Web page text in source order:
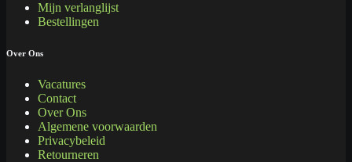
Mijn verlanglijst
Bestellingen
Over Ons
Vacatures
Contact
Over Ons
Algemene voorwaarden
Privacybeleid
Retourneren